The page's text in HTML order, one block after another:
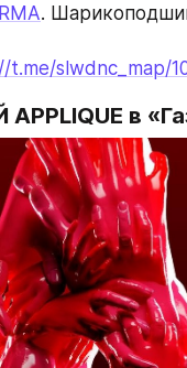
.
t.me/slwdnc_map/
в